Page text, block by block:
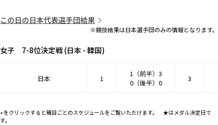
この日の日本代表選手団結果
※競技結果は日本選手団のみの情報となります。
女子 7-8位決定戦 (日本 - 韓国)
日本 1
1（前半）3
0（後半）0
3
+をクリックすると種目ごとのスケジュールをご覧いただけます。 ★はメダル決定日で
す。